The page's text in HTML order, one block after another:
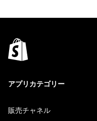
アプリカテゴリー
販売チャネル